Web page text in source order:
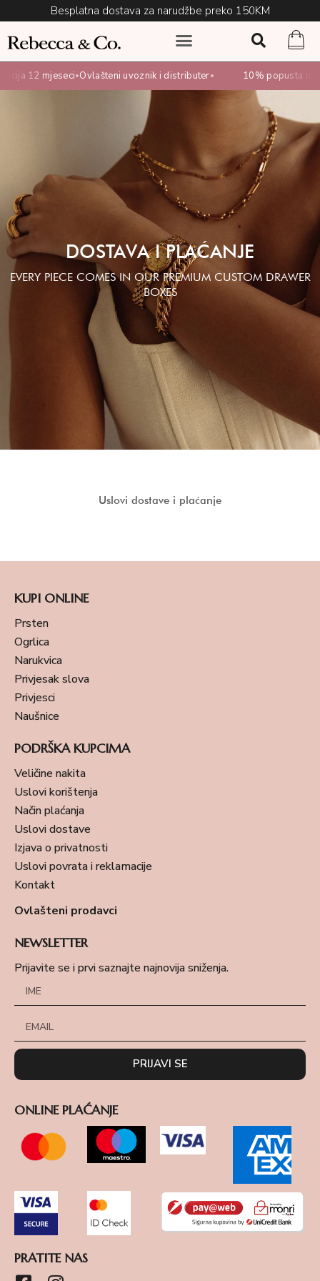
Besplatna dostava za narudžbe preko 150KM
12 mjeseci•Ovlašteni uvoznik i distributer• 10% popusta na
DOSTAVA I PLAĆANJE
EVERY PIECE COMES IN OUR PREMIUM CUSTOM DRAWER
BOXES
Uslovi dostave i plaćanje
KUPI ONLINE
Prsten
Ogrlica
Narukvica
Privjesak slova
Privjesci
Naušnice
PODRŠKA KUPCIMA
Veličine nakita
Uslovi korištenja
Način plaćanja
Uslovi dostave
Izjava o privatnosti
Uslovi povrata i reklamacije
Kontakt
Ovlašteni prodavci
NEWSLETTER
Prijavite se i prvi saznajte najnovija sniženja.
PRIJAVI SE
ONLINE PLAĆANJE
PRATITE NAS